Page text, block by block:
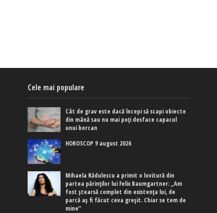
Cele mai populare
Cât de grav este dacă începi să scapi obiecte
din mână sau nu mai poți desface capacul
unui borcan
HOROSCOP 9 august 2026
Mihaela Rădulescu a primit o lovitură din
partea părinților lui Felix Baumgartner: „Am
fost ștearsă complet din existența lui, de
parcă aș fi făcut ceva greșit. Chiar se tem de
mine”